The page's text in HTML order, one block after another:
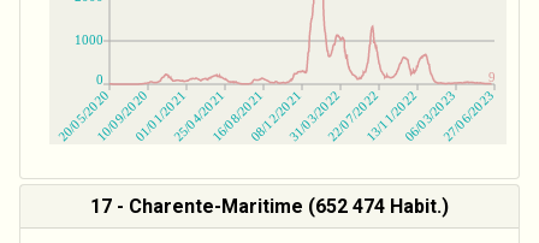
17 - Charente-Maritime (652 474 Habit.)